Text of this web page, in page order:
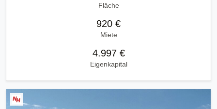
Fläche
920 €
Miete
4.997 €
Eigenkapital